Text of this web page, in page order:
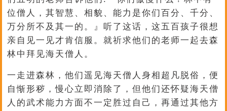
位僧人，其智慧、相貌、能力是你们百分、千分、
万分所不及其一的。』听了这话，这五百孩子很想
亲自见一见才肯信服。就祈求他们的老师一起去森
林中拜见海天僧人。
一走进森林，他们遥见海天僧人身相超凡脱俗，便
自惭形秽，慢心立即消除了，但他们还怀疑海天僧
人的武术能力方面不一定胜过自己，再通过其他方